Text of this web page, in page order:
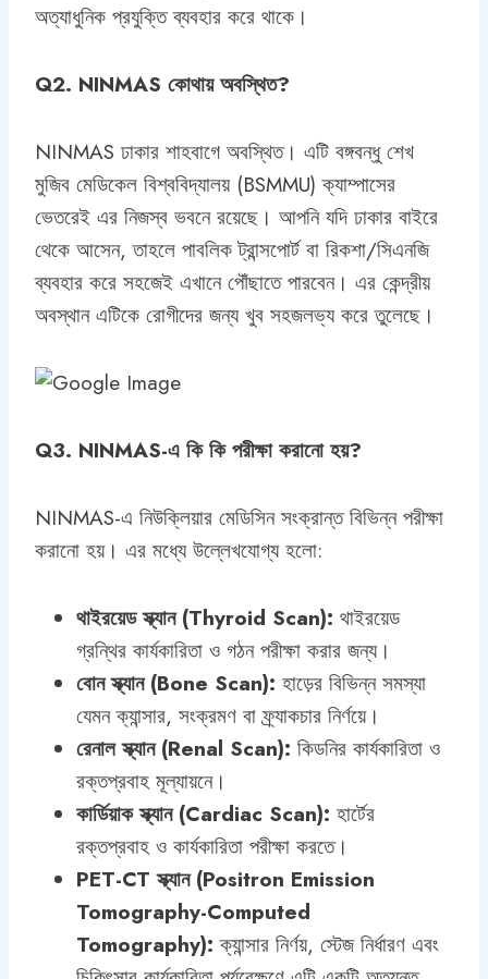
অত্যাধুনিক প্রযুক্তি ব্যবহার করে থাকে।
Q2. NINMAS কোথায় অবস্থিত?
NINMAS ঢাকার শাহবাগে অবস্থিত। এটি বঙ্গবন্ধু শেখ
মুজিব মেডিকেল বিশ্ববিদ্যালয় (BSMMU) ক্যাম্পাসের
ভেতরেই এর নিজস্ব ভবনে রয়েছে। আপনি যদি ঢাকার বাইরে
থেকে আসেন, তাহলে পাবলিক ট্রান্সপোর্ট বা রিকশা/সিএনজি
ব্যবহার করে সহজেই এখানে পৌঁছাতে পারবেন। এর কেন্দ্রীয়
অবস্থান এটিকে রোগীদের জন্য খুব সহজলভ্য করে তুলেছে।
Q3. NINMAS-এ কি কি পরীক্ষা করানো হয়?
NINMAS-এ নিউক্লিয়ার মেডিসিন সংক্রান্ত বিভিন্ন পরীক্ষা
করানো হয়। এর মধ্যে উল্লেখযোগ্য হলো:
থাইরয়েড স্ক্যান (Thyroid Scan): থাইরয়েড
গ্রন্থির কার্যকারিতা ও গঠন পরীক্ষা করার জন্য।
বোন স্ক্যান (Bone Scan): হাড়ের বিভিন্ন সমস্যা
যেমন ক্যান্সার, সংক্রমণ বা ফ্র্যাকচার নির্ণয়ে।
রেনাল স্ক্যান (Renal Scan): কিডনির কার্যকারিতা ও
রক্তপ্রবাহ মূল্যায়নে।
কার্ডিয়াক স্ক্যান (Cardiac Scan): হার্টের
রক্তপ্রবাহ ও কার্যকারিতা পরীক্ষা করতে।
PET-CT স্ক্যান (Positron Emission
Tomography-Computed
Tomography): ক্যান্সার নির্ণয়, স্টেজ নির্ধারণ এবং